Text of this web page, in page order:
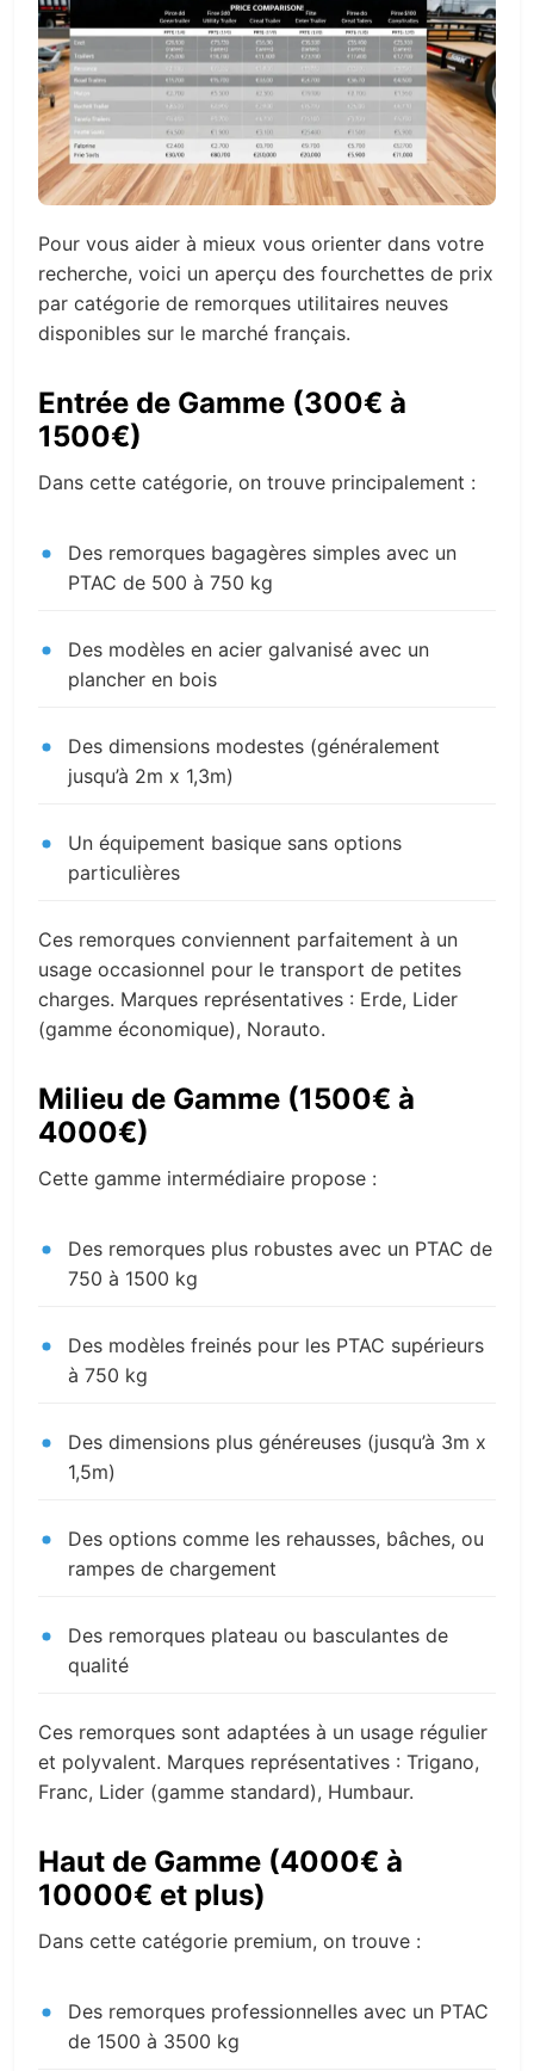
Pour vous aider à mieux vous orienter dans votre
recherche, voici un aperçu des fourchettes de prix
par catégorie de remorques utilitaires neuves
disponibles sur le marché français.
Entrée de Gamme (300€ à
1500€)
Dans cette catégorie, on trouve principalement :
Des remorques bagagères simples avec un
PTAC de 500 à 750 kg
Des modèles en acier galvanisé avec un
plancher en bois
Des dimensions modestes (généralement
jusqu’à 2m x 1,3m)
Un équipement basique sans options
particulières
Ces remorques conviennent parfaitement à un
usage occasionnel pour le transport de petites
charges. Marques représentatives : Erde, Lider
(gamme économique), Norauto.
Milieu de Gamme (1500€ à
4000€)
Cette gamme intermédiaire propose :
Des remorques plus robustes avec un PTAC de
750 à 1500 kg
Des modèles freinés pour les PTAC supérieurs
à 750 kg
Des dimensions plus généreuses (jusqu’à 3m x
1,5m)
Des options comme les rehausses, bâches, ou
rampes de chargement
Des remorques plateau ou basculantes de
qualité
Ces remorques sont adaptées à un usage régulier
et polyvalent. Marques représentatives : Trigano,
Franc, Lider (gamme standard), Humbaur.
Haut de Gamme (4000€ à
10000€ et plus)
Dans cette catégorie premium, on trouve :
Des remorques professionnelles avec un PTAC
de 1500 à 3500 kg